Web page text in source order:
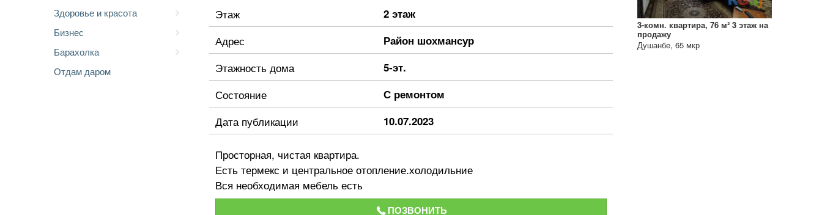
Здоровье и красота
Бизнес
Барахолка
Отдам даром
Этаж 2 этаж
Адрес Район шохмансур
Этажность дома 5-эт.
Состояние С ремонтом
Дата публикации 10.07.2023
Просторная, чистая квартира.
Есть термекс и центральное отопление.холодильние
Вся необходимая мебель есть
ПОЗВОНИТЬ
3-комн. квартира, 76 м² 3 этаж на
продажу
Душанбе, 65 мкр